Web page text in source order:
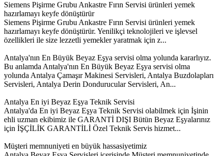
Siemens Pişirme Grubu Ankastre Fırın Servisi ürünleri yemek
hazırlamayı keyfe dönüştürür
Siemens Pişirme Grubu Ankastre Fırın Servisi ürünleri yemek
hazırlamayı keyfe dönüştürür. Yenilikçi teknolojileri ve işlevsel
özellikleri ile size lezzetli yemekler yaratmak için z...
Antalya'nın En Büyük Beyaz Eşya servisi olma yolunda kararlıyız.
Bu anlamda Antalya'nın En Büyük Beyaz Eşya servisi olma
yolunda Antalya Çamaşır Makinesi Servisleri, Antalya Buzdolapları
Servisleri, Antalya Derin Dondurucular Servisleri, An...
Antalya En iyi Beyaz Eşya Teknik Servisi
Antalya'da En iyi Beyaz Eşya Teknik Servisi olabilmek için İşinin
ehli uzman ekibimiz ile GARANTİ DIŞI Bütün Beyaz Eşyalarınız
için İŞÇİLİK GARANTİLİ Özel Teknik Servis hizmet...
Müşteri memnuniyeti en büyük hassasiyetimiz